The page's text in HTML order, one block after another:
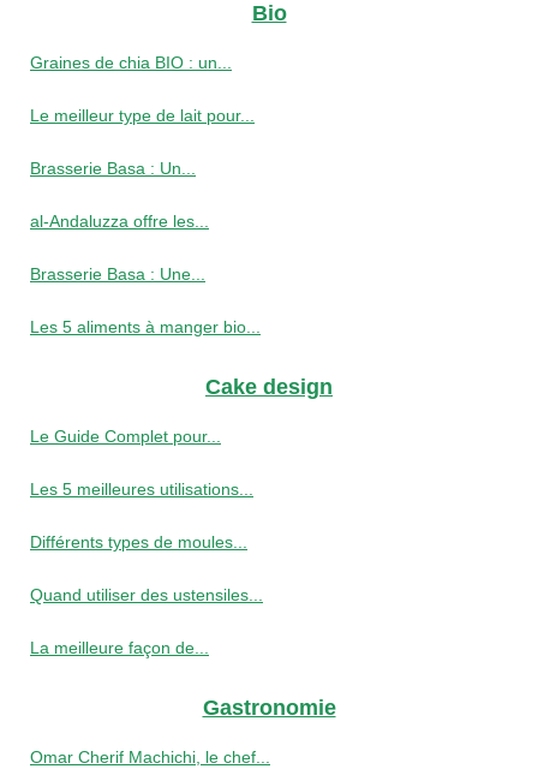
Bio
Graines de chia BIO : un...
Le meilleur type de lait pour...
Brasserie Basa : Un...
al-Andaluzza offre les...
Brasserie Basa : Une...
Les 5 aliments à manger bio...
Cake design
Le Guide Complet pour...
Les 5 meilleures utilisations...
Différents types de moules...
Quand utiliser des ustensiles...
La meilleure façon de...
Gastronomie
Omar Cherif Machichi, le chef...